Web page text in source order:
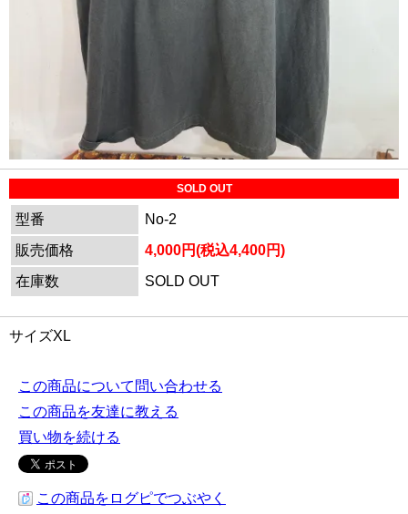
SOLD OUT
型番
No-2
販売価格
4,000円(税込4,400円)
在庫数
SOLD OUT
サイズXL
この商品について問い合わせる
この商品を友達に教える
買い物を続ける
この商品をログピでつぶやく